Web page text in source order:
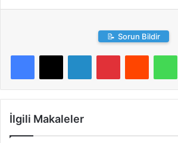
📝 Sorun Bildir
İlgili Makaleler